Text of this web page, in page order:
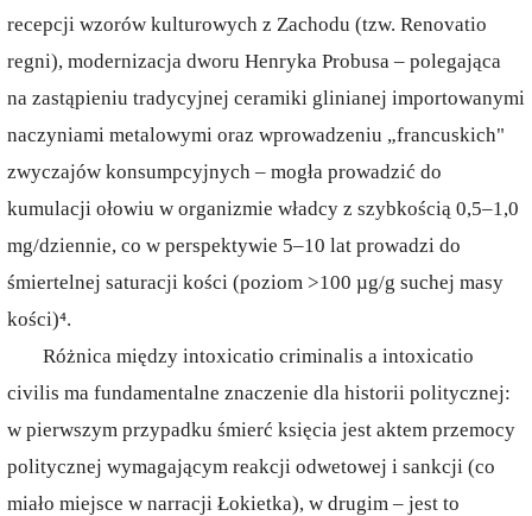
recepcji wzorów kulturowych z Zachodu (tzw. Renovatio
regni), modernizacja dworu Henryka Probusa – polegająca
na zastąpieniu tradycyjnej ceramiki glinianej importowanymi
naczyniami metalowymi oraz wprowadzeniu „francuskich"
zwyczajów konsumpcyjnych – mogła prowadzić do
kumulacji ołowiu w organizmie władcy z szybkością 0,5–1,0
mg/dziennie, co w perspektywie 5–10 lat prowadzi do
śmiertelnej saturacji kości (poziom >100 µg/g suchej masy
kości)⁴.
Różnica między intoxicatio criminalis a intoxicatio
civilis ma fundamentalne znaczenie dla historii politycznej:
w pierwszym przypadku śmierć księcia jest aktem przemocy
politycznej wymagającym reakcji odwetowej i sankcji (co
miało miejsce w narracji Łokietka), w drugim – jest to